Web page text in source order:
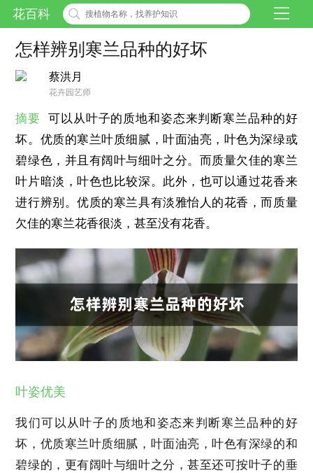
花百科
怎样辨别寒兰品种的好坏
蔡洪月
花卉园艺师
摘要
可以从叶子的质地和姿态来判断寒兰品种的好
坏。优质的寒兰叶质细腻，叶面油亮，叶色为深绿或
碧绿色，并且有阔叶与细叶之分。而质量欠佳的寒兰
叶片暗淡，叶色也比较深。此外，也可以通过花香来
进行辨别。优质的寒兰具有淡雅怡人的花香，而质量
欠佳的寒兰花香很淡，甚至没有花香。
叶姿优美
我们可以从叶子的质地和姿态来判断寒兰品种的好
坏，优质寒兰叶质细腻，叶面油亮，叶色有深绿的和
碧绿的，更有阔叶与细叶之分，甚至还可按叶子的垂